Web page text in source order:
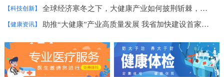
【科技创新】 全球经济寒冬之下，大健康产业如何披荆斩棘，冲破困局？
【健康资讯】 助推“大健康”产业高质量发展 我省加快建设首家国家市场监管重点实验室